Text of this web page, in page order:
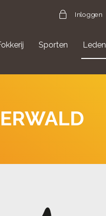
Inloggen
Sporten Leden